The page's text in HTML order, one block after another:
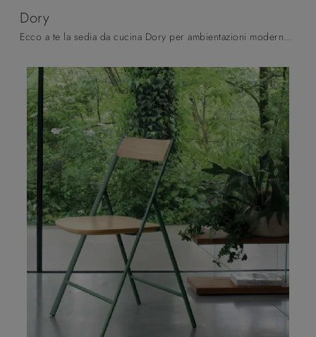
Dory
Ecco a te la sedia da cucina Dory per ambientazioni moderne, tra le più esclusive Sedie impilabili di Altacom.